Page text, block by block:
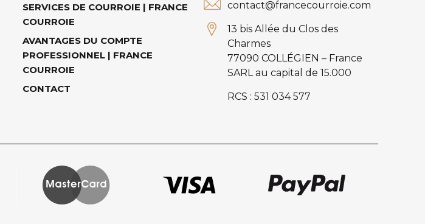
SERVICES DE COURROIE | FRANCE
COURROIE
AVANTAGES DU COMPTE
PROFESSIONNEL | FRANCE
COURROIE
CONTACT
contact@francecourroie.com
13 bis Allée du Clos des
Charmes
77090 COLLÉGIEN – France
SARL au capital de 15.000
RCS : 531 034 577